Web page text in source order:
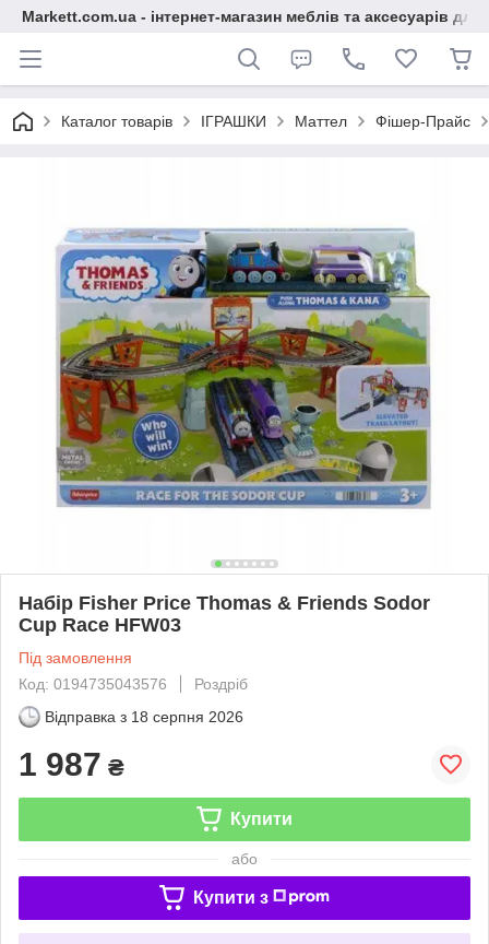
Markett.com.ua - інтернет-магазин меблів та аксесуарів для
Каталог товарів ІГРАШКИ Маттел Фішер-Прайс
Набір Fisher Price Thomas & Friends Sodor
Cup Race HFW03
Під замовлення
Код: 0194735043576
Роздріб
Відправка з 18 серпня 2026
1 987 ₴
Купити
або
Купити з